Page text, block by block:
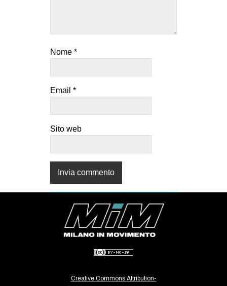
Nome *
Email *
Sito web
Creative Commons Attribution-